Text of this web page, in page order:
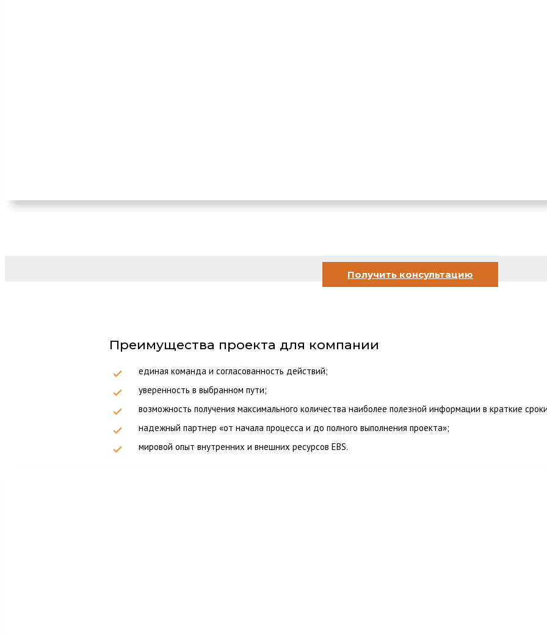
Получить консультацию
Преимущества проекта для компании
единая команда и согласованность действий;
уверенность в выбранном пути;
возможность получения максимального количества наиболее полезной информации в краткие
надежный партнер «от начала процесса и до полного выполнения проекта»;
мировой опыт внутренних и внешних ресурсов EBS.